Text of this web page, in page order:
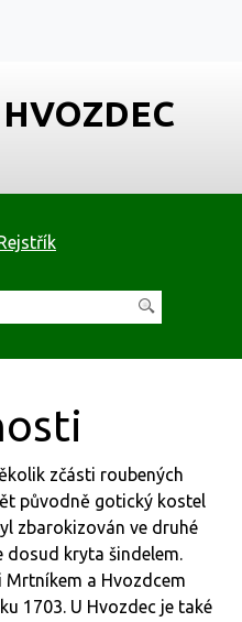
zčásti roubených
původně gotický kostel
zbarokizován ve druhé
dosud kryta šindelem.
Mrtníkem a Hvozdcem
1703. U Hvozdec je také